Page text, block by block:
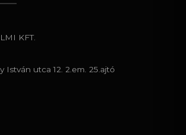
KFT.
István utca 12. 2.em. 25.ajtó